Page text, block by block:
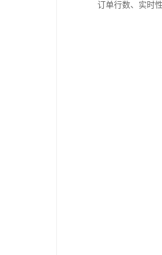
订单行数、实时